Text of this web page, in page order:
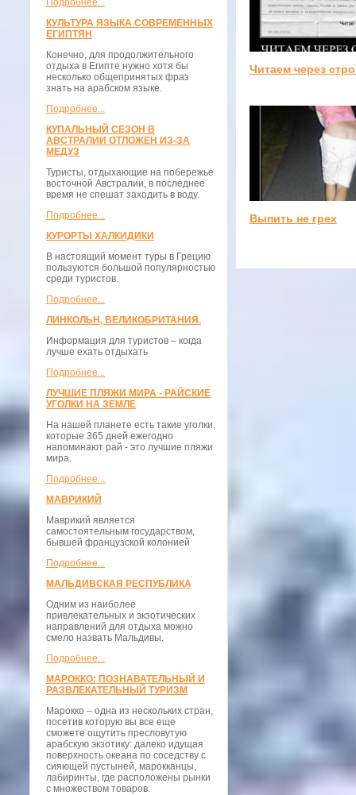
Подробнее...
КУЛЬТУРА ЯЗЫКА СОВРЕМЕННЫХ
ЕГИПТЯН
Конечно, для продолжительного
отдыха в Египте нужно хотя бы
несколько общепринятых фраз
знать на арабском языке.
Подробнее...
КУПАЛЬНЫЙ СЕЗОН В
АВСТРАЛИИ ОТЛОЖЕН ИЗ-ЗА
МЕДУЗ
Туристы, отдыхающие на побережье
восточной Австралии, в последнее
время не спешат заходить в воду.
Подробнее...
КУРОРТЫ ХАЛКИДИКИ
В настоящий момент туры в Грецию
пользуются большой популярностью
среди туристов.
Подробнее...
ЛИНКОЛЬН, ВЕЛИКОБРИТАНИЯ.
Информация для туристов – когда
лучше ехать отдыхать
Подробнее...
ЛУЧШИЕ ПЛЯЖИ МИРА - РАЙСКИЕ
УГОЛКИ НА ЗЕМЛЕ
На нашей планете есть такие уголки,
которые 365 дней ежегодно
напоминают рай - это лучшие пляжи
мира.
Подробнее...
МАВРИКИЙ
Маврикий является
самостоятельным государством,
бывшей французской колонией
Подробнее...
МАЛЬДИВСКАЯ РЕСПУБЛИКА
Одним из наиболее
привлекательных и экзотических
направлений для отдыха можно
смело назвать Мальдивы.
Подробнее...
МАРОККО: ПОЗНАВАТЕЛЬНЫЙ И
РАЗВЛЕКАТЕЛЬНЫЙ ТУРИЗМ
Марокко – одна из нескольких стран,
посетив которую вы все еще
сможете ощутить пресловутую
арабскую экзотику: далеко идущая
поверхность океана по соседству с
сияющей пустыней, марокканцы,
лабиринты, где расположены рынки
с множеством товаров.
Читаем через
Выпить не грех